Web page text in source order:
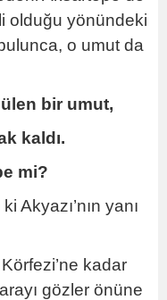
olduğu yönündeki
o umut da
bir umut,
kaldı.
mi?
Akyazı’nın yanı
kadar
gözler önüne